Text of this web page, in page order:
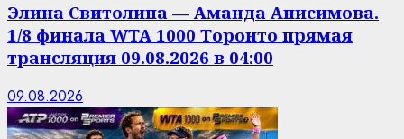
Элина Свитолина — Аманда Анисимова.
1/8 финала WTA 1000 Торонто прямая
трансляция 09.08.2026 в 04:00
09.08.2026